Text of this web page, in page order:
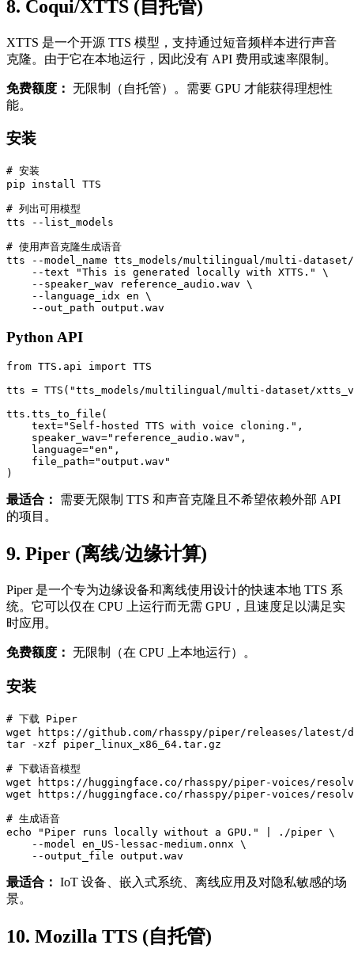
8. Coqui/XTTS (自托管)
XTTS 是一个开源 TTS 模型，支持通过短音频样本进行声音
克隆。由于它在本地运行，因此没有 API 费用或速率限制。
免费额度： 无限制（自托管）。需要 GPU 才能获得理想性
能。
安装
# 安装
pip install TTS
# 列出可用模型
tts --list_models
# 使用声音克隆生成语音
tts --model_name tts_models/multilingual/multi-
    --text "This is generated locally with XTTS." \
    --speaker_wav reference_audio.wav \
    --language_idx en \
Python API
from TTS.api import TTS
tts = TTS("tts_models/multilingual/multi-dataset/
tts.tts_to_file(
    text="Self-hosted TTS with voice cloning.",
    speaker_wav="reference_audio.wav",
    language="en",
    file_path="output.wav"
最适合：
需要无限制 TTS 和声音克隆且不希望依赖外部 API
的项目。
9. Piper (离线/边缘计算)
Piper 是一个专为边缘设备和离线使用设计的快速本地 TTS 系
统。它可以仅在 CPU 上运行而无需 GPU，且速度足以满足实
时应用。
免费额度： 无限制（在 CPU 上本地运行）。
安装
# 下载 Piper
wget https://github.com/rhasspy/piper/releases/latest/
tar -xzf piper_linux_x86_64.tar.gz
# 下载语音模型
wget https://huggingface.co/rhasspy/piper-voices/resolve/
wget https://huggingface.co/rhasspy/piper-voices/
# 生成语音
echo "Piper runs locally without a GPU." | ./piper \
    --model en_US-lessac-medium.onnx \
最适合： IoT 设备、嵌入式系统、离线应用及对隐私敏感的场
景。
10. Mozilla TTS (自托管)